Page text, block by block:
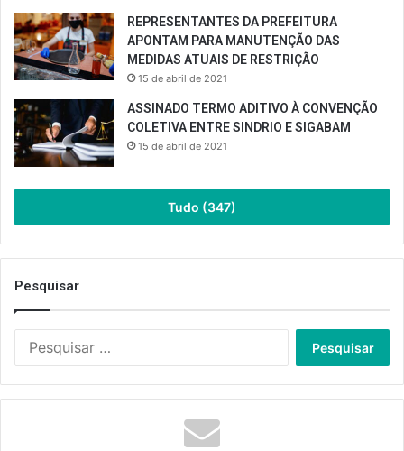
REPRESENTANTES DA PREFEITURA
APONTAM PARA MANUTENÇÃO DAS
MEDIDAS ATUAIS DE RESTRIÇÃO
15 de abril de 2021
ASSINADO TERMO ADITIVO À CONVENÇÃO
COLETIVA ENTRE SINDRIO E SIGABAM
15 de abril de 2021
Tudo (347)
Pesquisar